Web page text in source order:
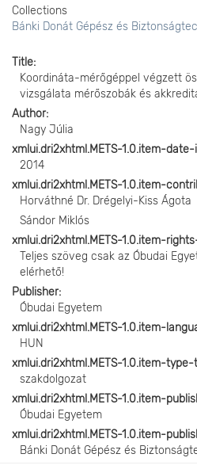
Collections
Bánki Donát Gépész és
Title
Koordináta-mérőgéppel végzett
vizsgálata mérőszobák és
Author
Nagy Júlia
xmlui.dri2xhtml.METS-1.0.item-date-
2014
xmlui.dri2xhtml.METS-1.0.item-
Horváthné Dr. Drégelyi-Kiss Ágota
Sándor Miklós
xmlui.dri2xhtml.METS-1.0.item-
Teljes szöveg csak az Óbudai
elérhető!
Publisher
Óbudai Egyetem
xmlui.dri2xhtml.METS-1.0.item-
HUN
xmlui.dri2xhtml.METS-1.0.item-
szakdolgozat
xmlui.dri2xhtml.METS-1.0.item-
Óbudai Egyetem
xmlui.dri2xhtml.METS-1.0.item-
Bánki Donát Gépész és